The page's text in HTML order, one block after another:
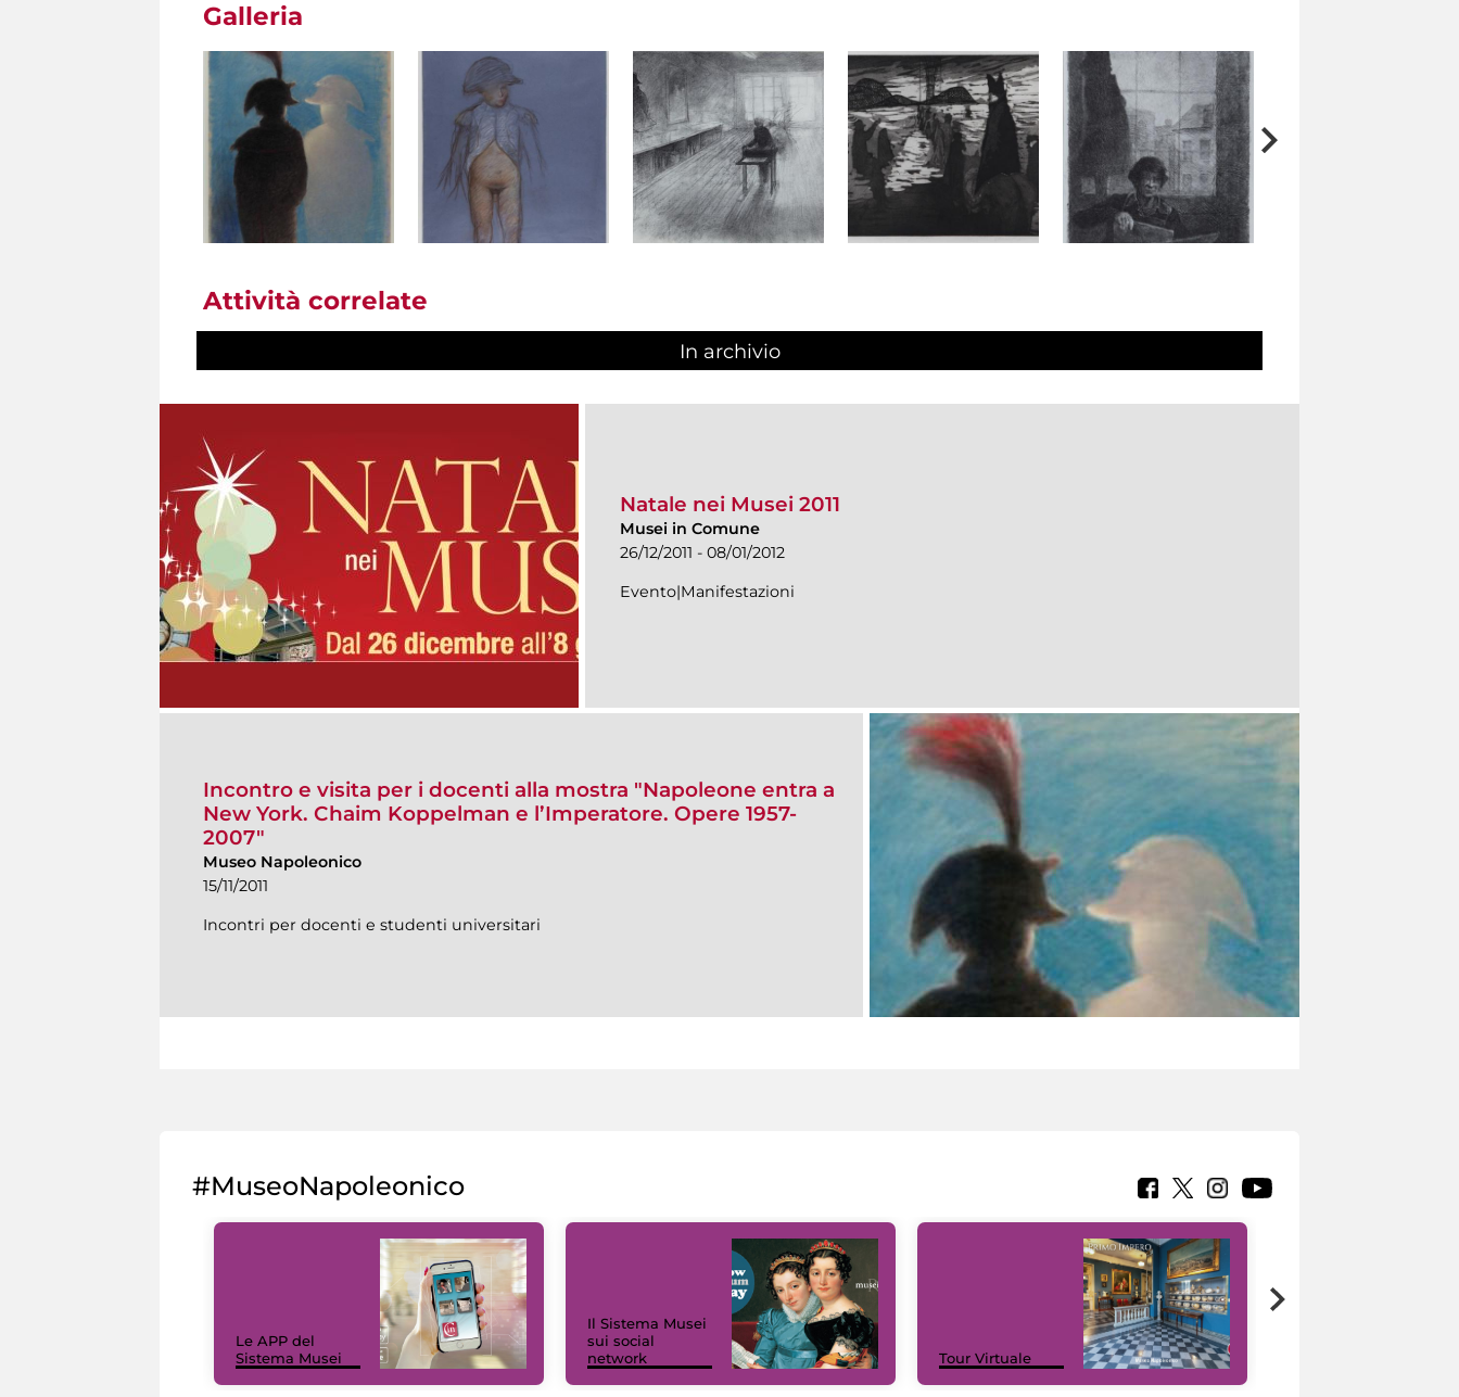
Galleria
Attività correlate
In archivio
Natale nei Musei 2011
Musei in Comune
26/12/2011 - 08/01/2012
Evento|Manifestazioni
Incontro e visita per i docenti alla mostra "Napoleone entra a
New York. Chaim Koppelman e l’Imperatore. Opere 1957-
2007"
Museo Napoleonico
15/11/2011
Incontri per docenti e studenti universitari
#MuseoNapoleonico
Le APP del
Sistema Musei
Il Sistema Musei
sui social
network
Tour Virtuale